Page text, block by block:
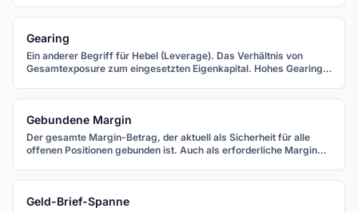
Gearing
Ein anderer Begriff für Hebel (Leverage). Das Verhältnis von
Gesamtexposure zum eingesetzten Eigenkapital. Hohes Gearing
Gebundene Margin
Der gesamte Margin-Betrag, der aktuell als Sicherheit für alle
offenen Positionen gebunden ist. Auch als erforderliche Margin
Geld-Brief-Spanne